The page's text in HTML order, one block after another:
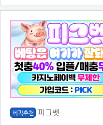
베픽추천 피그벳